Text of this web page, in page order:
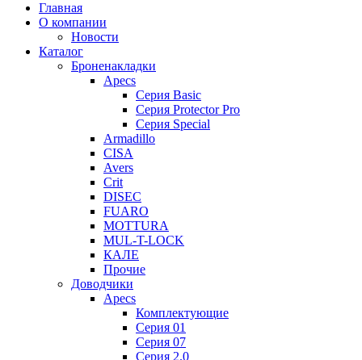
Главная
О компании
Новости
Каталог
Броненакладки
Apecs
Серия Basic
Серия Protector Pro
Серия Special
Armadillo
CISA
Avers
Crit
DISEC
FUARO
MOTTURA
MUL-T-LOCK
КАЛЕ
Прочие
Доводчики
Apecs
Комплектующие
Серия 01
Серия 07
Серия 2.0